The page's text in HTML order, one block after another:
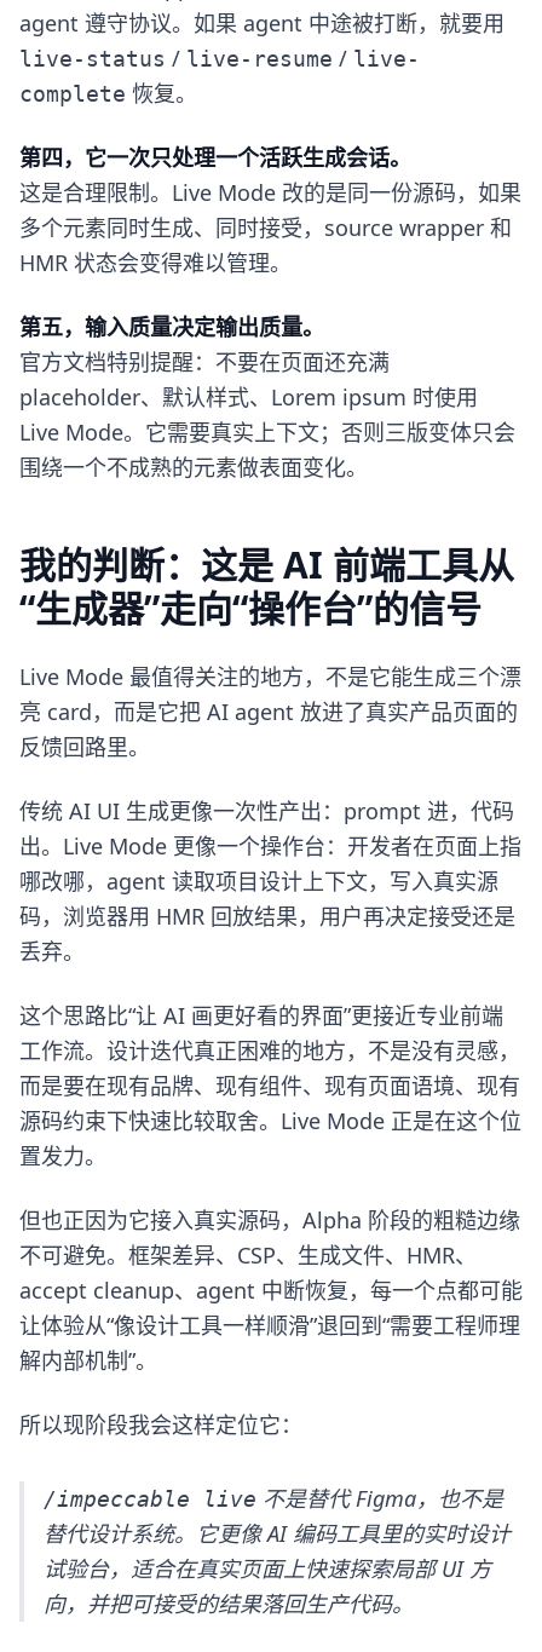
agent 遵守协议。如果 agent 中途被打断，就要用
live-status / live-resume / live-
complete 恢复。
第四，它一次只处理一个活跃生成会话。
这是合理限制。Live Mode 改的是同一份源码，如果
多个元素同时生成、同时接受，source wrapper 和
HMR 状态会变得难以管理。
第五，输入质量决定输出质量。
官方文档特别提醒：不要在页面还充满
placeholder、默认样式、Lorem ipsum 时使用
Live Mode。它需要真实上下文；否则三版变体只会
围绕一个不成熟的元素做表面变化。
我的判断：这是 AI 前端工具从
“生成器”走向“操作台”的信号
Live Mode 最值得关注的地方，不是它能生成三个漂
亮 card，而是它把 AI agent 放进了真实产品页面的
反馈回路里。
传统 AI UI 生成更像一次性产出：prompt 进，代码
出。Live Mode 更像一个操作台：开发者在页面上指
哪改哪，agent 读取项目设计上下文，写入真实源
码，浏览器用 HMR 回放结果，用户再决定接受还是
丢弃。
这个思路比“让 AI 画更好看的界面”更接近专业前端
工作流。设计迭代真正困难的地方，不是没有灵感，
而是要在现有品牌、现有组件、现有页面语境、现有
源码约束下快速比较取舍。Live Mode 正是在这个位
置发力。
但也正因为它接入真实源码，Alpha 阶段的粗糙边缘
不可避免。框架差异、CSP、生成文件、HMR、
accept cleanup、agent 中断恢复，每一个点都可能
让体验从“像设计工具一样顺滑”退回到“需要工程师理
解内部机制”。
所以现阶段我会这样定位它：
/impeccable live 不是替代 Figma，也不是
替代设计系统。它更像 AI 编码工具里的实时设计
试验台，适合在真实页面上快速探索局部 UI 方
向，并把可接受的结果落回生产代码。